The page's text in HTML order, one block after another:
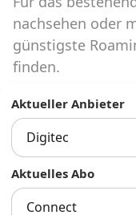
Abos für
Watches
Alle
nachsehen oder
günstigste
finden.
Aktueller Anbieter
Digitec
Aktuelles Abo
Connect